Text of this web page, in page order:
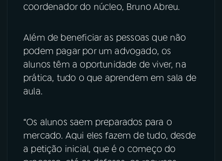
TikTok
coordenador do núcleo, Bruno Abreu.
Além de beneficiar as pessoas que não
podem pagar por um advogado, os
alunos têm a oportunidade de viver, na
prática, tudo o que aprendem em sala de
aula.
“Os alunos saem preparados para o
mercado. Aqui eles fazem de tudo, desde
a petição inicial, que é o começo do